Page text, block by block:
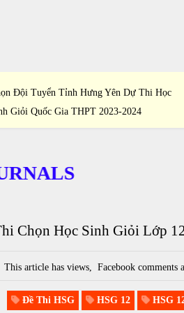
Đội Tuyển Tỉnh Hưng Yên Dự Thi Học
Giỏi Quốc Gia THPT 2023-2024
Chọn Học Sinh Giỏi Lớp
This article hasviews, Facebook comments
Đề Thi HSG HSG 12 HSG